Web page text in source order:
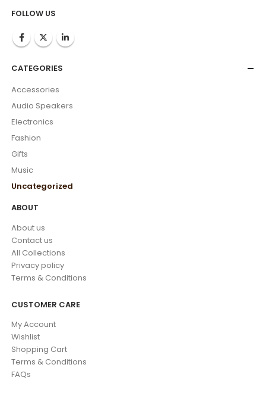
FOLLOW US
CATEGORIES
Accessories
Audio Speakers
Electronics
Fashion
Gifts
Music
Uncategorized
ABOUT
About us
Contact us
All Collections
Privacy policy
Terms & Conditions
CUSTOMER CARE
My Account
Wishlist
Shopping Cart
Terms & Conditions
FAQs